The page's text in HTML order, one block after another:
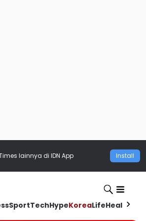
lainnya di IDN App Install
SportTechHypeKoreaLifeHealth